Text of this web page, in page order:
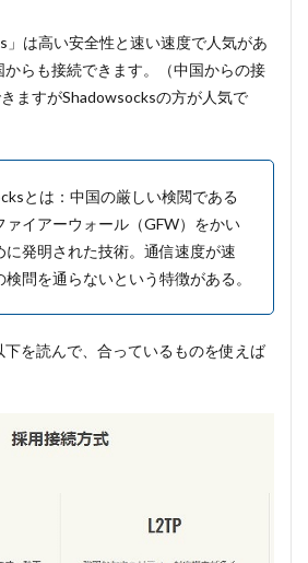
」は高い安全性と速い速度で人気があ
からも接続できます。（中国からの接
ますがShadowsocksの方が人気で
とは：中国の厳しい検閲である
ァイアーウォール（GFW）をかい
に発明された技術。通信速度が速
検問を通らないという特徴がある。
下を読んで、合っているものを使えば